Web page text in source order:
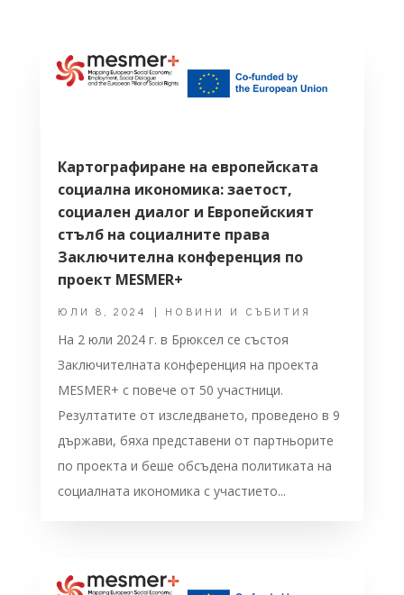
Картографиране на европейската
социална икономика: заетост,
социален диалог и Европейският
стълб на социалните права
Заключителна конференция по
проект MESMER+
ЮЛИ 8, 2024 | НОВИНИ И СЪБИТИЯ
На 2 юли 2024 г. в Брюксел се състоя
Заключителната конференция на проекта
MESMER+ с повече от 50 участници.
Резултатите от изследването, проведено в 9
държави, бяха представени от партньорите
по проекта и беше обсъдена политиката на
социалната икономика с участието...